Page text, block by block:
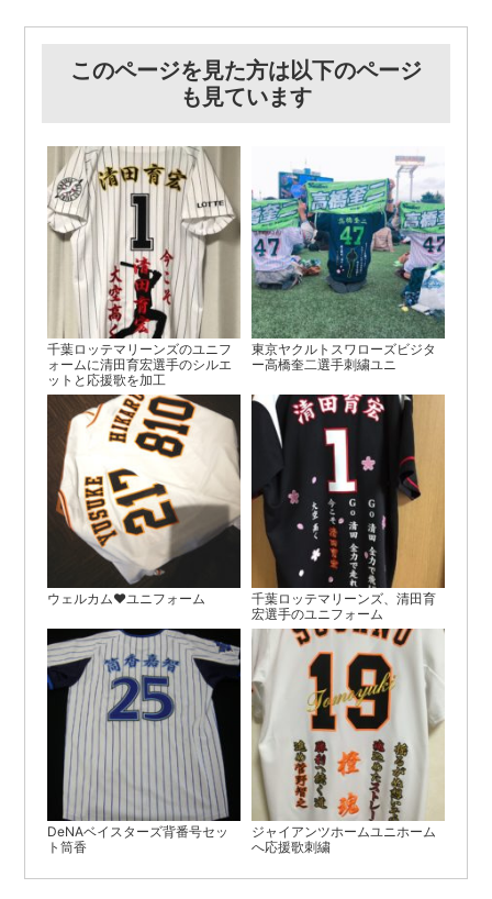
このページを見た方は以下のページ
も見ています
千葉ロッテマリーンズのユニフ
ォームに清田育宏選手のシルエ
ットと応援歌を加工
東京ヤクルトスワローズビジタ
ー高橋奎二選手刺繍ユニ
ウェルカム♥ユニフォーム
千葉ロッテマリーンズ、清田育
宏選手のユニフォーム
DeNAベイスターズ背番号セッ
ト筒香
ジャイアンツホームユニホーム
へ応援歌刺繍